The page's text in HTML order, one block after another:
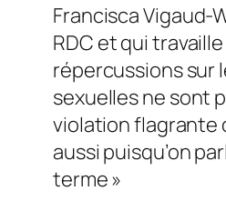
Francisca Vigaud-
RDC et qui
répercussions sur
sexuelles ne sont
violation flagrante
aussi puisqu’on
terme »